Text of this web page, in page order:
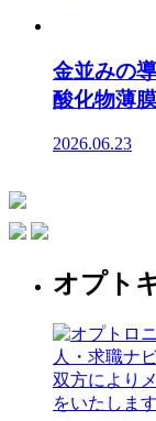
金並みの
酸化物薄膜
2026.06.23
オプト